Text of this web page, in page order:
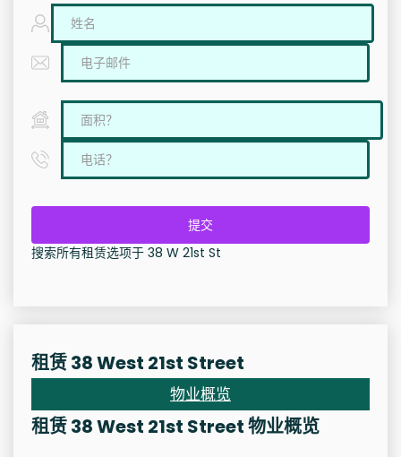
提交
搜索所有租赁选项于 38 W 21st St
租赁 38 West 21st Street
物业概览
租赁 38 West 21st Street 物业概览